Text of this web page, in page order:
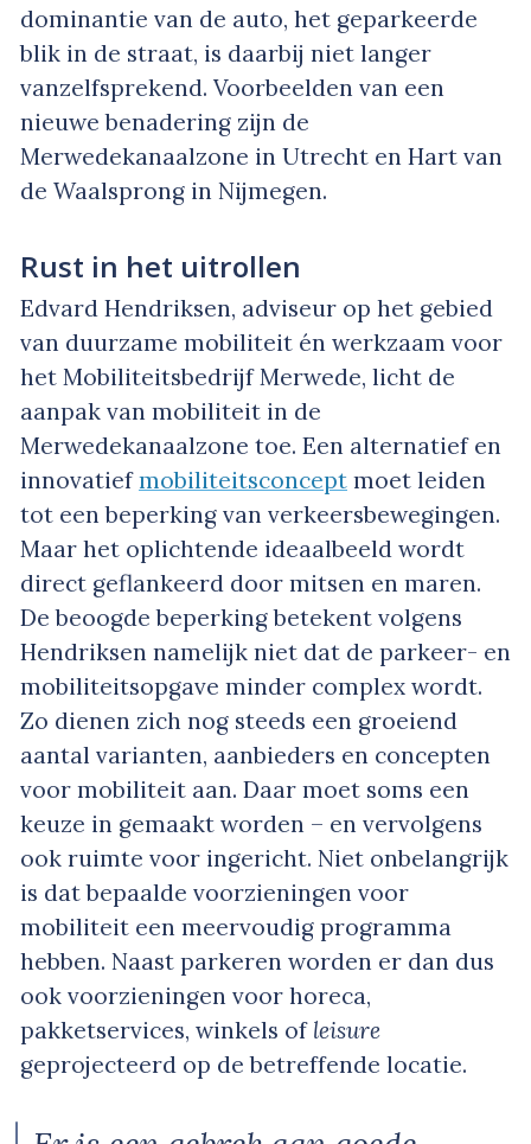
dominantie van de auto, het geparkeerde
blik in de straat, is daarbij niet langer
vanzelfsprekend. Voorbeelden van een
nieuwe benadering zijn de
Merwedekanaalzone in Utrecht en Hart van
de Waalsprong in Nijmegen.
Rust in het uitrollen
Edvard Hendriksen, adviseur op het gebied
van duurzame mobiliteit én werkzaam voor
het Mobiliteitsbedrijf Merwede, licht de
aanpak van mobiliteit in de
Merwedekanaalzone toe. Een alternatief en
innovatiefmobiliteitsconcept moet leiden
tot een beperking van verkeersbewegingen.
Maar het oplichtende ideaalbeeld wordt
direct geflankeerd door mitsen en maren.
De beoogde beperking betekent volgens
Hendriksen namelijk niet dat de parkeer- en
mobiliteitsopgave minder complex wordt.
Zo dienen zich nog steeds een groeiend
aantal varianten, aanbieders en concepten
voor mobiliteit aan. Daar moet soms een
keuze in gemaakt worden – en vervolgens
ook ruimte voor ingericht. Niet onbelangrijk
is dat bepaalde voorzieningen voor
mobiliteit een meervoudig programma
hebben. Naast parkeren worden er dan dus
ook voorzieningen voor horeca,
pakketservices, winkels of leisure
geprojecteerd op de betreffende locatie.